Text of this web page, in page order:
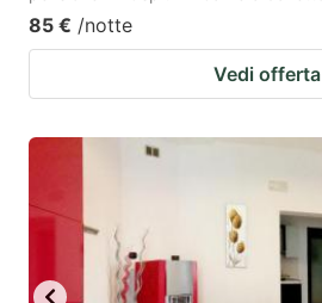
85 € /notte
Vedi offerta